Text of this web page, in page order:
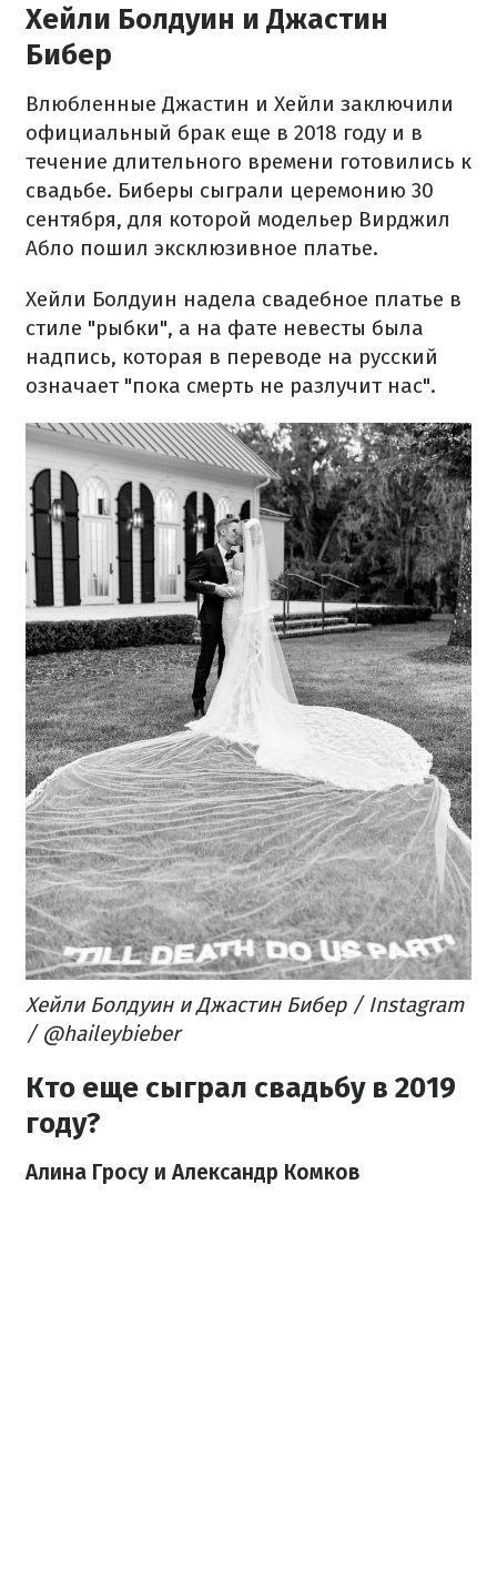
Хейли Болдуин и Джастин
Бибер
Влюбленные Джастин и Хейли заключили
официальный брак еще в 2018 году и в
течение длительного времени готовились к
свадьбе. Биберы сыграли церемонию 30
сентября, для которой модельер Вирджил
Абло пошил эксклюзивное платье.
Хейли Болдуин надела свадебное платье в
стиле "рыбки", а на фате невесты была
надпись, которая в переводе на русский
означает "пока смерть не разлучит нас".
Хейли Болдуин и Джастин Бибер / Instagram
/ @haileybieber
Кто еще сыграл свадьбу в 2019
году?
Алина Гросу и Александр Комков